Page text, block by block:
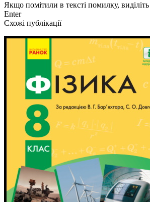
Якщо помітили в тексті помилку, виділіть
Enter
Схожі публікації